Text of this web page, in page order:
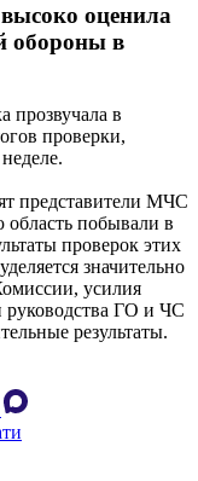
оценила
обороны в
прозвучала в
проверки,
представители МЧС
побывали в
проверок этих
значительно
усилия
руководства ГО и ЧС
результаты.